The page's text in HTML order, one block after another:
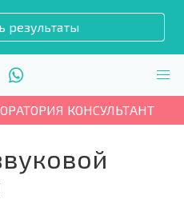
результаты
КОНСУЛЬТАНТ